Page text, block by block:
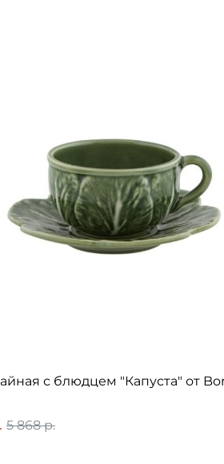
с блюдцем "Капуста" от
5 868 р.